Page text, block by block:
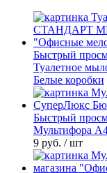
Быстрый
Туалетное
Белые коробки
Быстрый
Мультифора
9 руб. / шт